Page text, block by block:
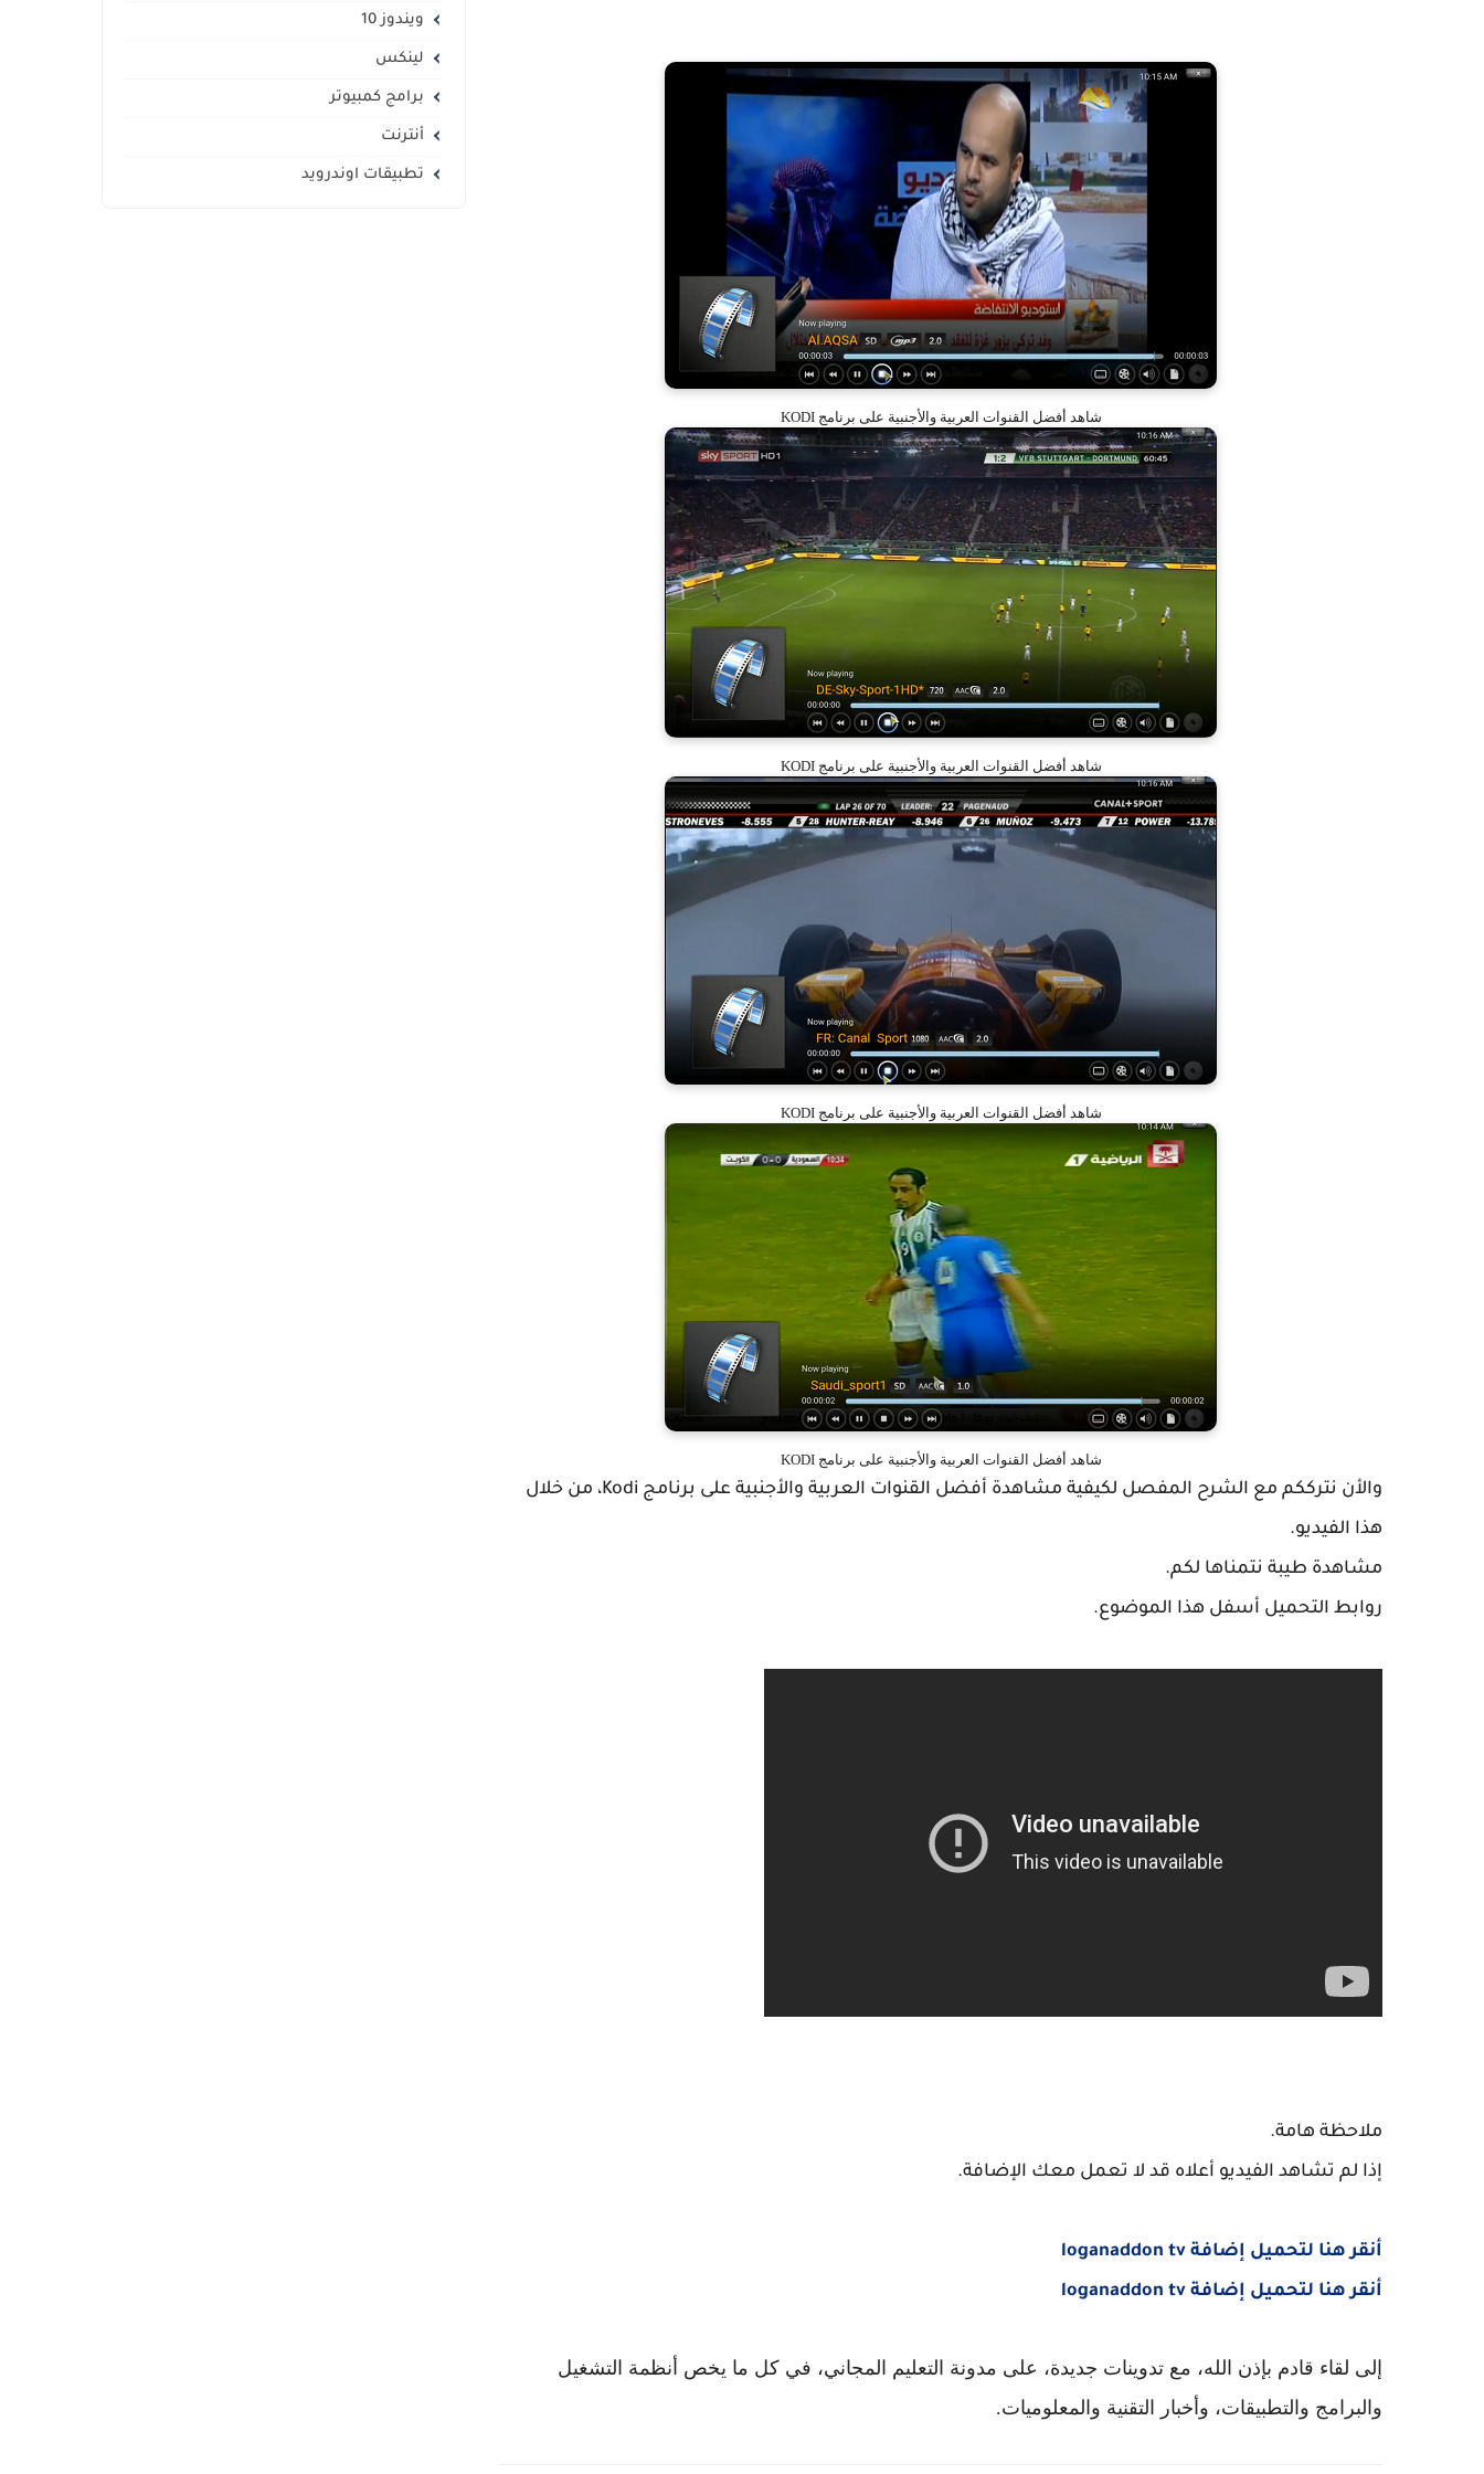
شاهد أفضل القنوات العربية والأجنبية على برنامج KODI
شاهد أفضل القنوات العربية والأجنبية على برنامج KODI
شاهد أفضل القنوات العربية والأجنبية على برنامج KODI
شاهد أفضل القنوات العربية والأجنبية على برنامج KODI
والأن نترككم مع الشرح المفصل لكيفية مشاهدة أفضل القنوات العربية والأجنبية على برنامج Kodi، من خلال
هذا الفيديو.
مشاهدة طيبة نتمناها لكم.
روابط التحميل أسفل هذا الموضوع.
ملاحظة هامة.
إذا لم تشاهد الفيديو أعلاه قد لا تعمل معك الإضافة.
أنقر هنا لتحميل إضافة loganaddon tv
أنقر هنا لتحميل إضافة loganaddon tv
إلى لقاء قادم بإذن الله، مع تدوينات جديدة، على مدونة التعليم المجاني، في كل ما يخص أنظمة التشغيل
والبرامج والتطبيقات، وأخبار التقنية والمعلوميات.
ويندوز 10
لينكس
برامج كمبيوتر
أنترنت
تطبيقات اوندرويد